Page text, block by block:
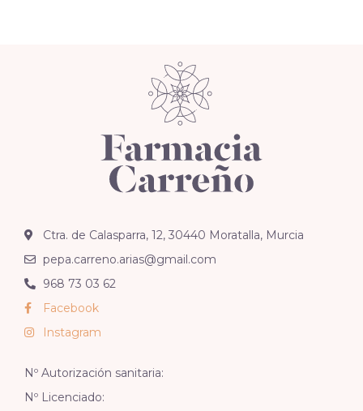
Ctra. de Calasparra, 12, 30440 Moratalla, Murcia
pepa.carreno.arias@gmail.com
968 73 03 62
Facebook
Instagram
Nº Autorización sanitaria:
Nº Licenciado: